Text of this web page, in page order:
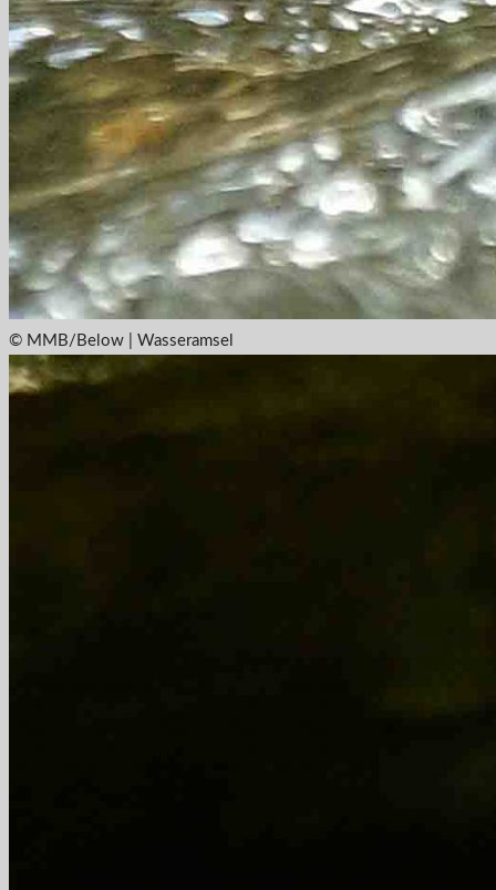
© MMB/Below | Wasseramsel